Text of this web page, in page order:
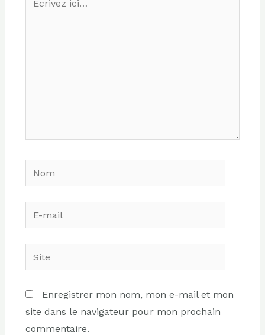
Nom
E-
mail
Site
Enregistrer mon nom, mon e-mail et mon
site dans le navigateur pour mon prochain
commentaire.